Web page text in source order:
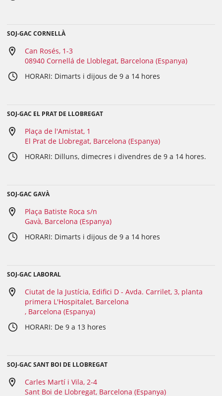
SOJ-GAC CORNELLÀ
Can Rosés, 1-3
08940 Cornellá de Lloblegat, Barcelona (Espanya)
HORARI: Dimarts i dijous de 9 a 14 hores
SOJ-GAC EL PRAT DE LLOBREGAT
Plaça de l'Amistat, 1
El Prat de Llobregat, Barcelona (Espanya)
HORARI: Dilluns, dimecres i divendres de 9 a 14 hores.
SOJ-GAC GAVÀ
Plaça Batiste Roca s/n
Gavà, Barcelona (Espanya)
HORARI: Dimarts i dijous de 9 a 14 hores
SOJ-GAC LABORAL
Ciutat de la Justícia, Edifici D - Avda. Carrilet, 3, planta
primera L'Hospitalet, Barcelona
, Barcelona (Espanya)
HORARI: De 9 a 13 hores
SOJ-GAC SANT BOI DE LLOBREGAT
Carles Martí i Vila, 2-4
Sant Boi de Llobregat, Barcelona (Espanya)